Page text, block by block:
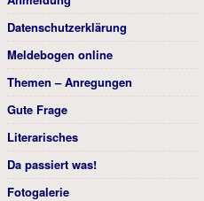
Datenschutzerklärung
Meldebogen online
Themen – Anregungen
Gute Frage
Literarisches
Da passiert was!
Fotogalerie